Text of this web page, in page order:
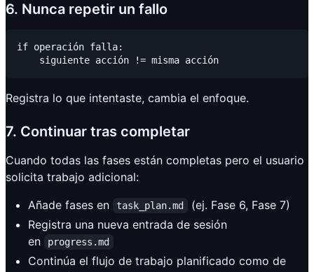
6. Nunca repetir un fallo
if operación falla:
Registra lo que intentaste, cambia el enfoque.
7. Continuar tras completar
Cuando todas las fases están completas pero el usuario
solicita trabajo adicional:
Añade fases en
task_plan.md
(ej. Fase 6, Fase 7)
Registra una nueva entrada de sesión
en
progress.md
Continúa el flujo de trabajo planificado como de